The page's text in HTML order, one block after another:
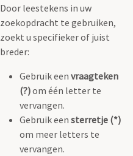
Door leestekens in uw
zoekopdracht te gebruiken,
zoekt u specifieker of juist
breder:
Gebruik een vraagteken
(?)om één letter te
vervangen.
Gebruik een sterretje (*)
om meer letters te
vervangen.